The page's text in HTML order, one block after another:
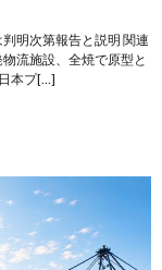
明次第報告と説明 関連
流施設、全焼で原型と
本プ[…]